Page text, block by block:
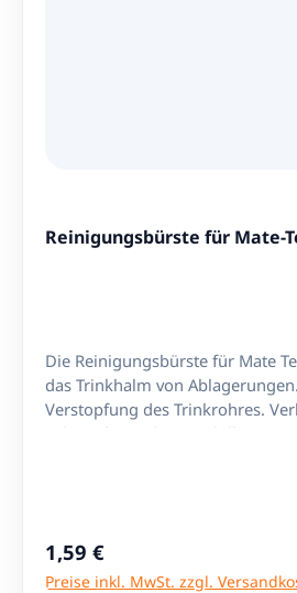
Reinigungsbürste für Mate-
Die Reinigungsbürste für Mate Tee
das Trinkhalm von Ablagerungen. Verhindert die
Verstopfung des Trinkrohres. Verlängert die
Regulärer Preis:
1,59 €
Preise inkl. MwSt. zzgl.